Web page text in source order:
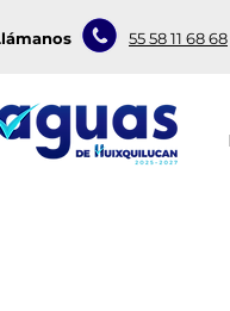
55 58 11 68 68